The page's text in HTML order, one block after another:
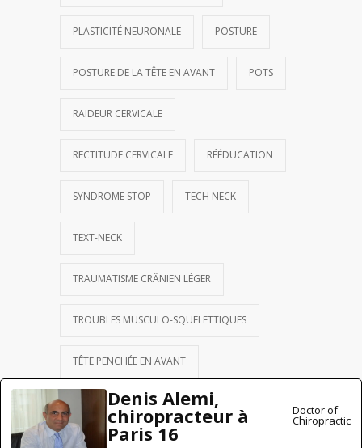
PLASTICITÉ NEURONALE POSTURE
POSTURE DE LA TÊTE EN AVANT POTS
RAIDEUR CERVICALE
RECTITUDE CERVICALE RÉÉDUCATION
SYNDROME STOP TECH NECK
TEXT-NECK
TRAUMATISME CRÂNIEN LÉGER
TROUBLES MUSCULO-SQUELETTIQUES
TÊTE PENCHÉE EN AVANT
Denis Alemi,
chiropracteur à
Paris 16
Doctor of
Chiropractic